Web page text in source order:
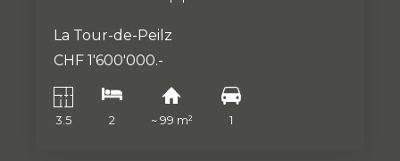
La Tour-de-Peilz
CHF 1'600'000.-
3.5 2 ~ 99 m² 1